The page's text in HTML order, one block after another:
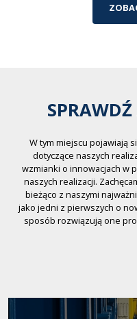
W tym miejscu pojawiają
dotyczące naszych
wzmianki o innowacjach w
naszych realizacji.
bieżąco z naszymi
jako jedni z pierwszych o
sposób rozwiązują one